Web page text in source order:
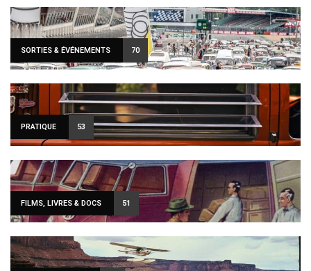
SORTIES & ÉVÉNEMENTS 70
PRATIQUE 53
FILMS, LIVRES & DOCS 51